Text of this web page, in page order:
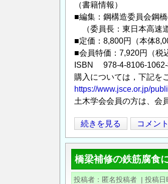
太
平
洋
シ
ン
ポ
ジ
ウ
の
（書籍情報）
■編集：鋼構造委員会鋼
（委員長：東日本高速
■定価：8,800円（本体
■会員特価：7,920円（
ISBN 978-4-8106-
購入については，下記を
https://www.jsce.or.jp/
土木学会会員の方は、会
土
木
学
会
2023
続きを見る コメン
橋梁補修の鉄筋腐食
投稿者 匿名投稿者 | 投稿日